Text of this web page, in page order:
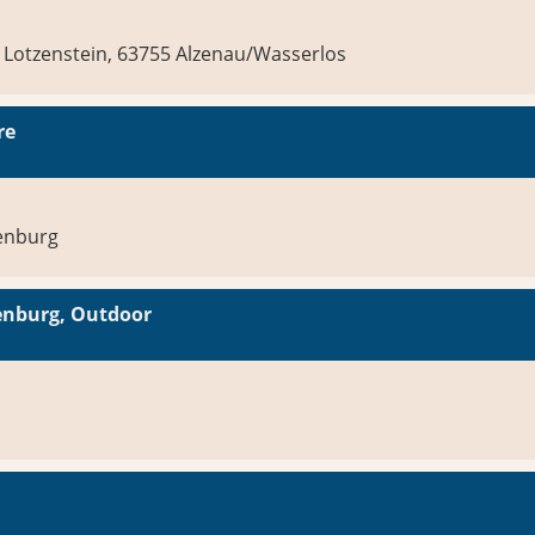
63755 Alzenau/Wasserlos
Outdoor